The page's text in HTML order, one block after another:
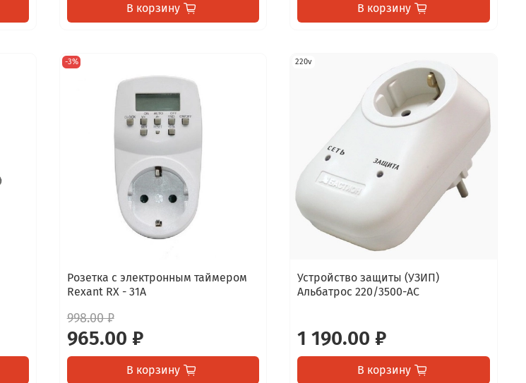
В корзину В корзину
-3%
Розетка с электронным таймером
Rexant RX - 31А
998.00 ₽
965.00 ₽
В корзину
220v
Устройство защиты (УЗИП)
Альбатрос 220/3500-АС
1 190.00 ₽
В корзину